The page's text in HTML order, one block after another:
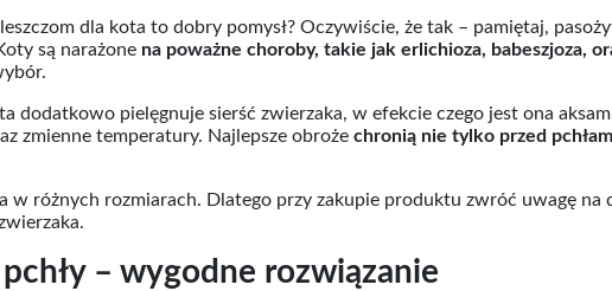
dla kota to dobry pomysł? Oczywiście, że tak – pamiętaj,
są narażone na poważne choroby, takie jak erlichioza, babeszjoza,
dodatkowo pielęgnuje sierść zwierzaka, w efekcie czego jest ona
zmienne temperatury. Najlepsze obroże chronią nie tylko przed
różnych rozmiarach. Dlatego przy zakupie produktu zwróć uwagę na
– wygodne rozwiązanie